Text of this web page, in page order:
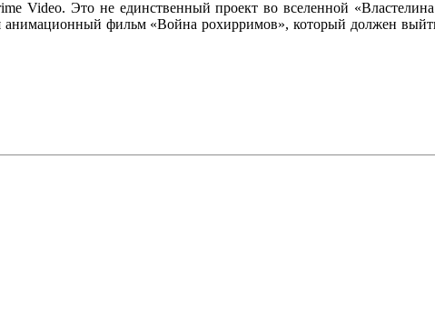
Video. Это не единственный проект во вселенной
анимационный фильм «Война рохирримов», который должен